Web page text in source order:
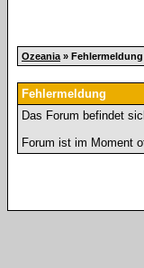
Ozeania » Fehlermeldung
Fehlermeldung
Das Forum befindet
Forum ist im Moment